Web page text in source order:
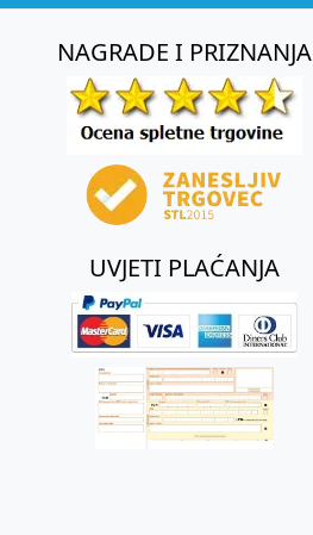
NAGRADE I PRIZNANJA
UVJETI PLAĆANJA